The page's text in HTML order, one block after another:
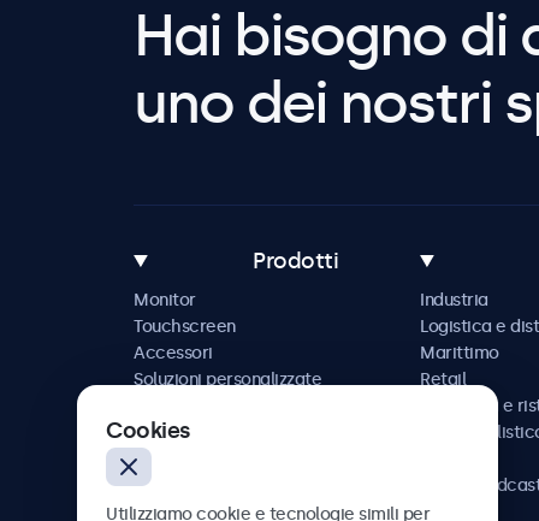
Hai bisogno di
uno dei nostri
Prodotti
Monitor
Touchscreen
Accessori
Soluzioni personalizzate
Industria
Logistica e
Marittimo
Retail
Ospitalità e
AV e
Sanità
Cookies
Utilizziamo cookie e tecnologie simili per